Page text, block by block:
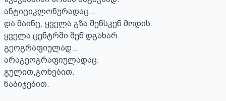
ანტიციკლონურადაც...
და მაინც, ყველა გზა შენსკენ მოდის.
ყველა ცენტრში შენ დგახარ.
გეოგრაფიულად...
არაგეოგრაფიულადაც.
გულით,გონებით.
ნაბიჯებით.